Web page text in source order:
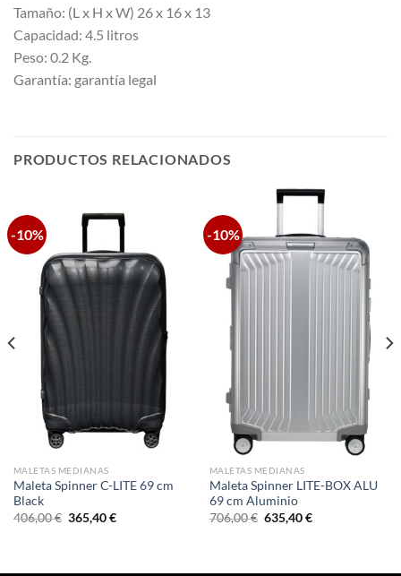
Tamaño: (L x H x W) 26 x 16 x 13
Capacidad: 4.5 litros
Peso: 0.2 Kg.
Garantía: garantía legal
PRODUCTOS RELACIONADOS
-10%
MALETAS MEDIANAS
Maleta Spinner C-LITE 69 cm
Black
406,00€ El
precio
365,40€El
-10%
MALETAS MEDIANAS
Maleta Spinner LITE-BOX ALU
69 cm Aluminio
706,00€ El
precio
635,40€El